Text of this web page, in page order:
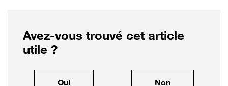
Avez-vous trouvé cet article
utile ?
Oui, cet article m'a été utileNon, cet article ne